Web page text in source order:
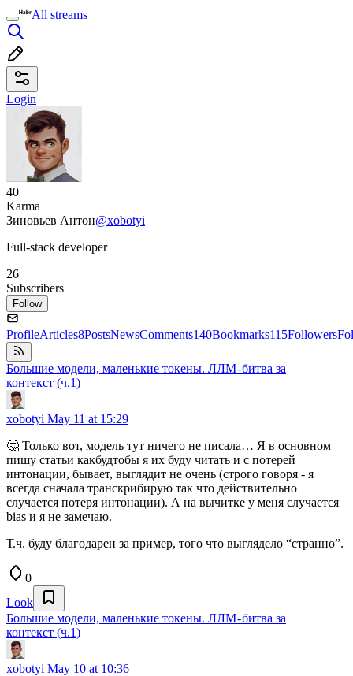
All streams
Login
40
Karma
Зиновьев Антон@xobotyi
Full-stack developer
26
Subscribers
Follow
ProfileArticles8PostsNewsComments140Bookmarks115Followers
Большие модели, маленькие токены. ЛЛМ - битва за
контекст (ч.1)
xobotyi May 11 at 15:29
🤔 Только вот, модель тут ничего не писала… Я в основном
пишу статьи какбудтобы я их буду читать и с потерей
интонации, бывает, выглядит не очень (строго говоря - я
всегда сначала транскрибирую так что действительно
случается потеря интонации). А на вычитке у меня случается
bias и я не замечаю.
Т.ч. буду благодарен за пример, того что выглядело “странно”.
0
Look
Большие модели, маленькие токены. ЛЛМ - битва за
контекст (ч.1)
xobotyi May 10 at 10:36